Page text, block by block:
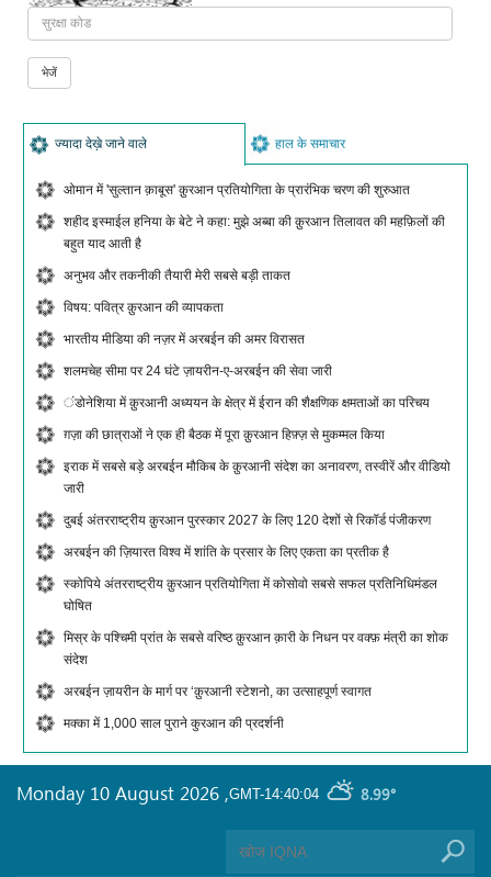
ज्यादा देख़े जाने वाले हाल के समाचार
ओमान में 'सुल्तान क़ाबूस' क़ुरआन प्रतियोगिता के प्रारंभिक चरण की शुरुआत
शहीद इस्माईल हनिया के बेटे ने कहा: मुझे अब्बा की क़ुरआन तिलावत की महफ़िलों की
बहुत याद आती है
अनुभव और तकनीकी तैयारी मेरी सबसे बड़ी ताकत
विषय: पवित्र क़ुरआन की व्यापकता
भारतीय मीडिया की नज़र में अरबईन की अमर विरासत
शलमचेह सीमा पर 24 घंटे ज़ायरीन-ए-अरबईन की सेवा जारी
ंडोनेशिया में क़ुरआनी अध्ययन के क्षेत्र में ईरान की शैक्षणिक क्षमताओं का परिचय
ग़ज़ा की छात्राओं ने एक ही बैठक में पूरा क़ुरआन हिफ़्ज़ से मुकम्मल किया
इराक में सबसे बड़े अरबईन मौकिब के क़ुरआनी संदेश का अनावरण, तस्वीरें और वीडियो
जारी
दुबई अंतरराष्ट्रीय क़ुरआन पुरस्कार 2027 के लिए 120 देशों से रिकॉर्ड पंजीकरण
अरबईन की ज़ियारत विश्व में शांति के प्रसार के लिए एकता का प्रतीक है
स्कोपिये अंतरराष्ट्रीय क़ुरआन प्रतियोगिता में कोसोवो सबसे सफल प्रतिनिधिमंडल
घोषित
मिस्र के पश्चिमी प्रांत के सबसे वरिष्ठ क़ुरआन क़ारी के निधन पर वक्फ़ मंत्री का शोक
संदेश
अरबईन ज़ायरीन के मार्ग पर ‘क़ुरआनी स्टेशनो, का उत्साहपूर्ण स्वागत
मक्का में 1,000 साल पुराने कुरआन की प्रदर्शनी
GMT-14:40:04 8.99°
Monday 10 August 2026 ,